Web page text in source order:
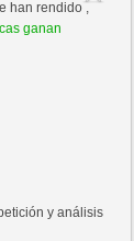
han rendido ,
ganan
y análisis